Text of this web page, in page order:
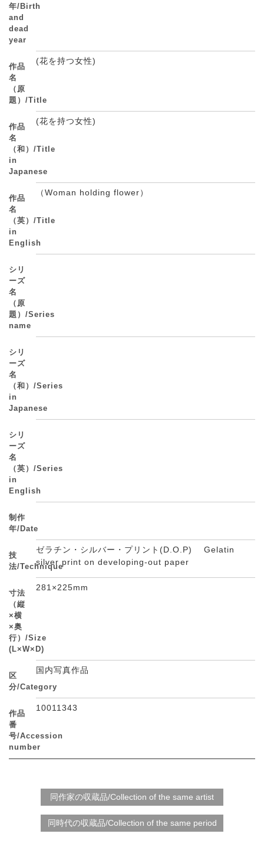
年/Birth
and
dead
year
作品
名
（原
題）/Title
(花を持つ女性)
作品
名
（和）/Title
in
Japanese
(花を持つ女性)
作品
名
（英）/Title
in
English
（Woman holding flower）
シリ
ーズ
名
（原
題）/Series
name
シリ
ーズ
名
（和）/Series
in
Japanese
シリ
ーズ
名
（英）/Series
in
English
制作
年/Date
技
法/Technique
ゼラチン・シルバー・プリント(D.O.P) Gelatin
silver print on developing-out paper
寸法
（縦
×横
×奥
行）/Size
(L×W×D)
281×225mm
区
分/Category
国内写真作品
作品
番
号/Accession
number
10011343